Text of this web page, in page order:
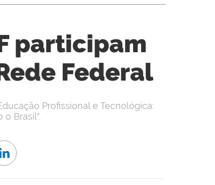
participam
Federal
Profissional e Tecnológica:
Brasil".